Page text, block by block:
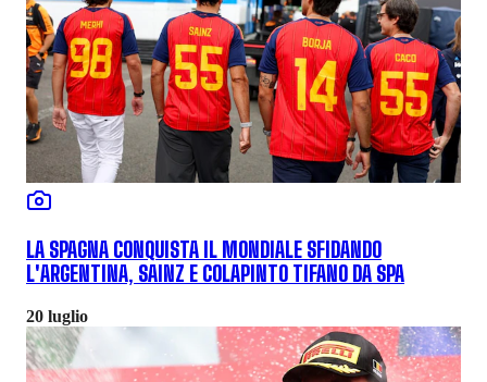
LA SPAGNA CONQUISTA IL MONDIALE SFIDANDO
L'ARGENTINA, SAINZ E COLAPINTO TIFANO DA SPA
20 luglio